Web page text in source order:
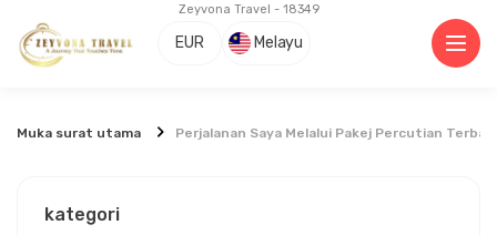
Zeyvona Travel - 18349
EUR Melayu
Muka surat utama Perjalanan Saya Melalui Pakej Percutian
kategori